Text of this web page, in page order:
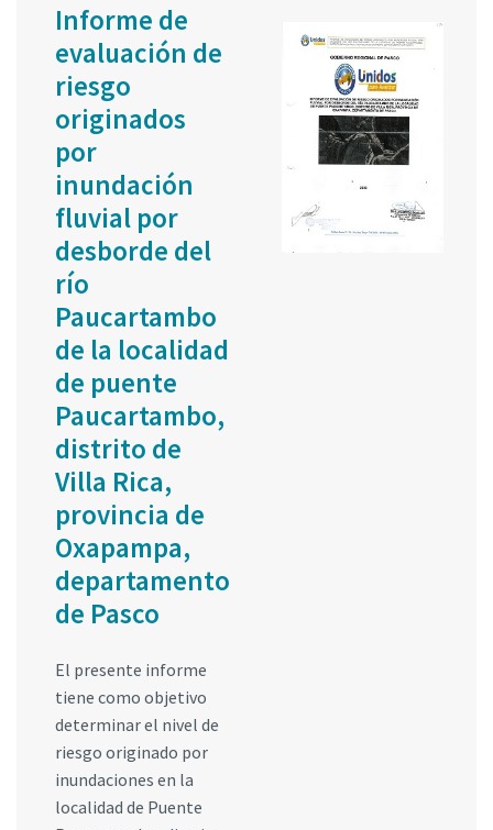
Informe de
evaluación de
riesgo
originados
por
inundación
fluvial por
desborde del
río
Paucartambo
de la localidad
de puente
Paucartambo,
distrito de
Villa Rica,
provincia de
Oxapampa,
departamento
de Pasco
El presente informe
tiene como objetivo
determinar el nivel de
riesgo originado por
inundaciones en la
localidad de Puente